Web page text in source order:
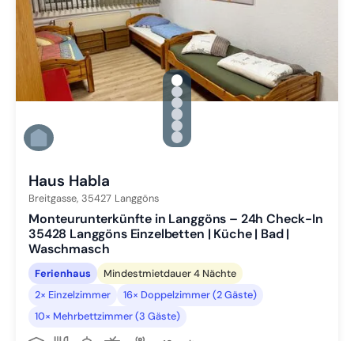
gallery.slide_selector
Zu Slide 1 wechseln
Zu Slide 2 wechseln
Zu Slide 3 wechseln
Zu Slide 4 wechseln
Zu Slide 5 wechseln
Zu Slide 6 wechseln
Haus Habla
Breitgasse, 35427 Langgöns
Monteurunterkünfte in Langgöns – 24h Check-In
35428 Langgöns Einzelbetten | Küche | Bad |
Waschmasch
Ferienhaus
Mindestmietdauer 4 Nächte
2× Einzelzimmer
16× Doppelzimmer (2 Gäste)
10× Mehrbettzimmer (3 Gäste)